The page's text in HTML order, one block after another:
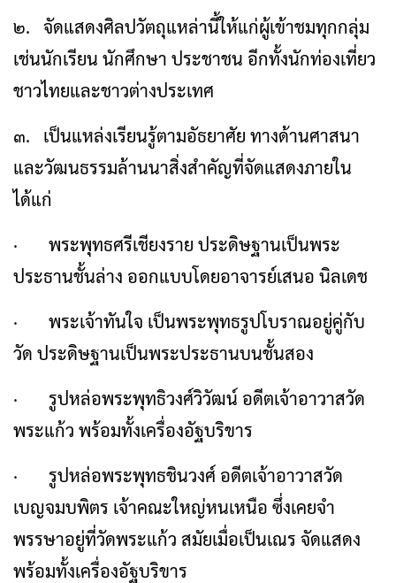
๒. จัดแสดงศิลปวัตถุแหล่านี้ให้แก่ผู้เข้าชมทุกกลุ่ม
เช่นนักเรียน นักศึกษา ประชาชน อีกทั้งนักท่องเที่ยว
ชาวไทยและชาวต่างประเทศ
๓. เป็นแหล่งเรียนรู้ตามอัธยาศัย ทางด้านศาสนา
และวัฒนธรรมล้านนาสิ่งสำคัญที่จัดแสดงภายใน
ได้แก่
· พระพุทธศรีเชียงราย ประดิษฐานเป็นพระ
ประธานชั้นล่าง ออกแบบโดยอาจารย์เสนอ นิลเดช
· พระเจ้าทันใจ เป็นพระพุทธรูปโบราณอยู่คู่กับ
วัด ประดิษฐานเป็นพระประธานบนชั้นสอง
· รูปหล่อพระพุทธิวงศ์วิวัฒน์ อดีตเจ้าอาวาสวัด
พระแก้ว พร้อมทั้งเครื่องอัฐบริขาร
· รูปหล่อพระพุทธชินวงศ์ อดีตเจ้าอาวาสวัด
เบญจมบพิตร เจ้าคณะใหญ่หนเหนือ ซึ่งเคยจำ
พรรษาอยู่ที่วัดพระแก้ว สมัยเมื่อเป็นเณร จัดแสดง
พร้อมทั้งเครื่องอัฐบริขาร